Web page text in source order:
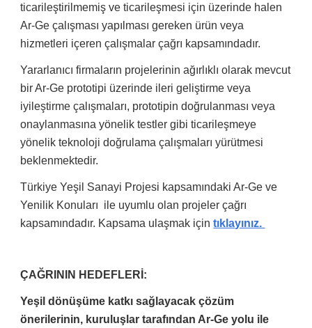
ticarileştirilmemiş ve ticarileşmesi için üzerinde halen
Ar-Ge çalışması yapılması gereken ürün veya
hizmetleri içeren çalışmalar çağrı kapsamındadır.
Yararlanıcı firmaların projelerinin ağırlıklı olarak mevcut
bir Ar-Ge prototipi üzerinde ileri geliştirme veya
iyileştirme çalışmaları, prototipin doğrulanması veya
onaylanmasına yönelik testler gibi ticarileşmeye
yönelik teknoloji doğrulama çalışmaları yürütmesi
beklenmektedir.
Türkiye Yeşil Sanayi Projesi kapsamındaki Ar-Ge ve
Yenilik Konuları ile uyumlu olan projeler çağrı
kapsamındadır. Kapsama ulaşmak içintıklayınız.
ÇAĞRININ HEDEFLERİ:
Yeşil dönüşüme katkı sağlayacak çözüm
önerilerinin, kuruluşlar tarafından Ar-Ge yolu ile